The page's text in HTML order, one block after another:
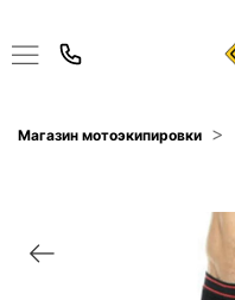
Магазин мотоэкипировки